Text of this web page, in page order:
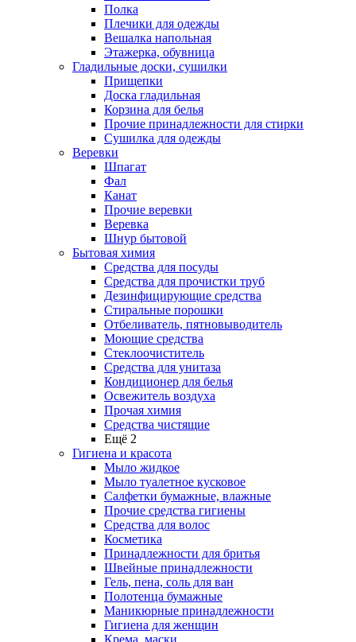
Полка
Плечики для одежды
Вешалка напольная
Этажерка, обувница
Гладильные доски, сушилки
Прищепки
Доска гладильная
Корзина для белья
Прочие принадлежности для стирки
Сушилка для одежды
Веревки
Шпагат
Фал
Канат
Прочие веревки
Веревка
Шнур бытовой
Бытовая химия
Средства для посуды
Средства для прочистки труб
Дезинфицирующие средства
Стиральные порошки
Отбеливатель, пятновыводитель
Моющие средства
Стеклоочиститель
Средства для унитаза
Кондиционер для белья
Освежитель воздуха
Прочая химия
Средства чистящие
Ещё 2
Гигиена и красота
Мыло жидкое
Мыло туалетное кусковое
Салфетки бумажные, влажные
Прочие средства гигиены
Средства для волос
Косметика
Принадлежности для бритья
Швейные принадлежности
Гель, пена, соль для ван
Полотенца бумажные
Маникюрные принадлежности
Гигиена для женщин
Крема, маски